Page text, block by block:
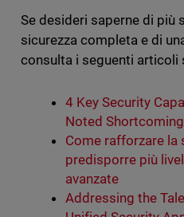
Se desideri saperne di più
sicurezza completa e di
consulta i seguenti articoli
4 Key Security
Noted
Come rafforzare la
predisporre più
avanzate
Addressing the